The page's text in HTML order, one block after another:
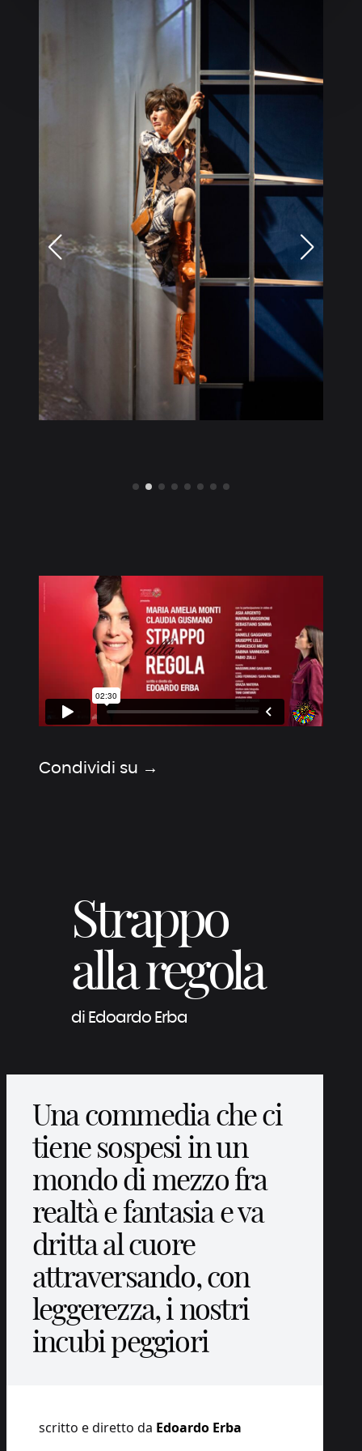
Condividi su →
Strappo
alla regola
di Edoardo Erba
Una commedia che ci
tiene sospesi in un
mondo di mezzo fra
realtà e fantasia e va
dritta al cuore
attraversando, con
leggerezza, i nostri
incubi peggiori
scritto e diretto da Edoardo Erba